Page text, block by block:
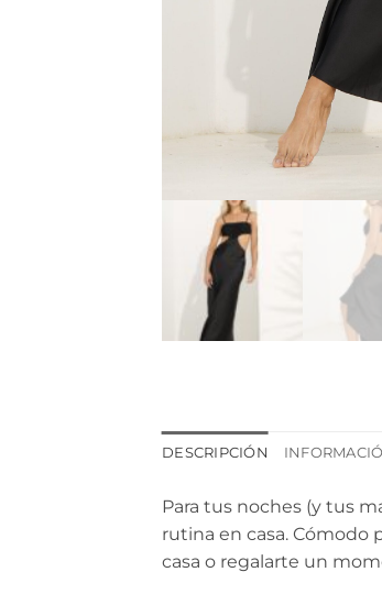
DESCRIPCIÓN
Para tus noches (y tus
rutina en casa. Cómodo
casa o regalarte un